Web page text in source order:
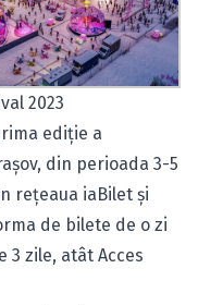
2023
ediție a
din perioada 3-5
rețeaua iaBilet și
de bilete de o zi
3 zile, atât Acces